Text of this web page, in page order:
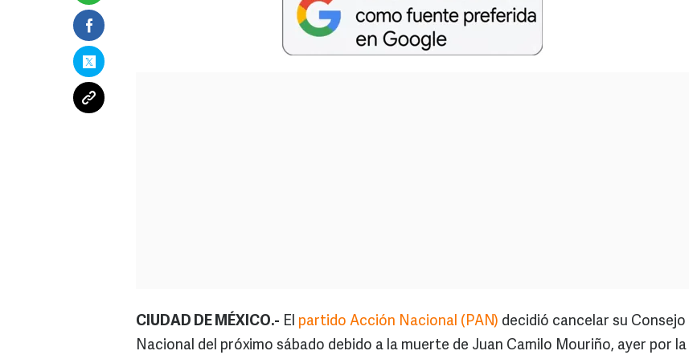
CIUDAD DE MÉXICO.- El partido Acción Nacional (PAN) decidió cancelar su Consejo
Nacional del próximo sábado debido a la muerte de Juan Camilo Mouriño, ayer por la